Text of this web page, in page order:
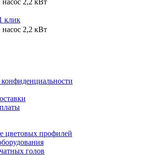
клик
2,2 кВт
цветовых профилей
голов